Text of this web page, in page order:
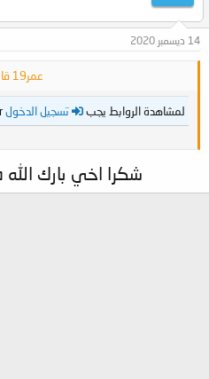
14 ديسمبر 2020
عمر19 قال:
لمشاهدة الروابط يجب تسجيل الدخول
شكرا اخي بارك